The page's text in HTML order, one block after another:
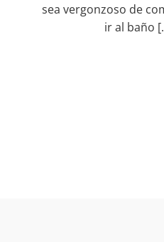
sea vergonzoso de
ir al baño